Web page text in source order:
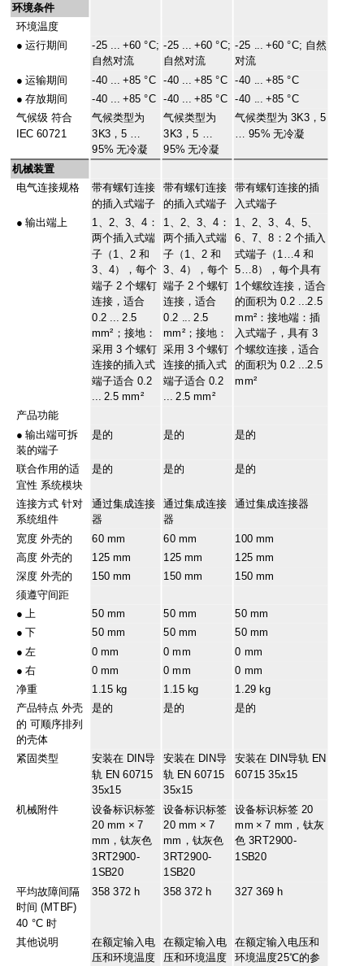
环境条件
环境温度
●运行期间 -25 ... +60 °C;
自然对流
-25 ... +60 °C;
自然对流
-25 ... +60 °C; 自然
对流
●运输期间 -40 ... +85 °C -40 ... +85 °C
-40 ... +85 °C
●存放期间 -40 ... +85 °C -40 ... +85 °C
-40 ... +85 °C
气候级 符合
IEC 60721
气候类型为
3K3，5 …
95% 无冷凝
气候类型为
3K3，5 …
95% 无冷凝
气候类型为 3K3，5
… 95% 无冷凝
机械装置
电气连接规格
带有螺钉连接
的插入式端子
带有螺钉连接
的插入式端子
带有螺钉连接的插
入式端子
●输出端上
1、2、3、4：
两个插入式端
子（1、2 和
3、4），每个
端子 2 个螺钉
连接，适合
0.2 ... 2.5
mm²；接地：
采用 3 个螺钉
连接的插入式
端子适合 0.2
... 2.5 mm²
1、2、3、4：
两个插入式端
子（1、2 和
3、4），每个
端子 2 个螺钉
连接，适合
0.2 ... 2.5
mm²；接地：
采用 3 个螺钉
连接的插入式
端子适合 0.2
... 2.5 mm²
1、2、3、4、5、
6、7、8：2 个插入
式端子（1…4 和
5…8），每个具有
1个螺纹连接，适合
的面积为 0.2 ...2.5
mm²：接地端：插
入式端子，具有 3
个螺纹连接，适合
的面积为 0.2 ...2.5
mm²
产品功能
●输出端可拆
装的端子
是的 是的 是的
联合作用的适
宜性 系统模块
是的 是的 是的
连接方式 针对
系统组件
通过集成连接
器
通过集成连接
器
通过集成连接器
宽度 外壳的 60 mm 60 mm 100 mm
高度 外壳的 125 mm 125 mm
125 mm
深度 外壳的
150 mm 150 mm 150 mm
须遵守间距
●上 50 mm 50 mm 50 mm
●下 50 mm 50 mm
50 mm
● 左 0 mm 0 mm 0 mm
●右 0 mm 0 mm
0 mm
净重
1.15 kg 1.15 kg 1.29 kg
产品特点 外壳
的 可顺序排列
的壳体
是的 是的 是的
紧固类型 安装在 DIN导
轨 EN 60715
35x15
安装在 DIN导
轨 EN 60715
35x15
安装在 DIN导轨 EN
60715 35x15
机械附件
设备标识标签
20 mm × 7
mm，钛灰色
3RT2900-
1SB20
设备标识标签
20 mm × 7
mm，钛灰色
3RT2900-
1SB20
设备标识标签 20
mm × 7 mm，钛灰
色 3RT2900-
1SB20
平均故障间隔
时间 (MTBF)
40 °C 时
358 372 h 358 372 h 327 369 h
其他说明
在额定输入电
压和环境温度
在额定输入电
压和环境温度
在额定输入电压和
环境温度25℃的参